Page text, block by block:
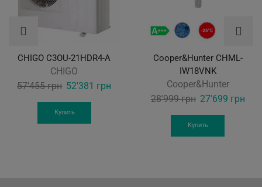
CHIGO C3OU-21HDR4-A
CHIGO
57'455грн Original
price
was:
52'381 грн
Купить
Cooper&Hunter CHML-
IW18VNK
Cooper&Hunter
28'999грн Original
price
was:
27'699 грн
Купить